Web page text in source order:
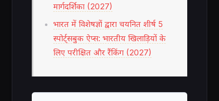
मार्गदर्शिका (2027)
भारत में विशेषज्ञों द्वारा चयनित शीर्ष 5
स्पोर्ट्सबुक ऐप्स: भारतीय खिलाड़ियों के
लिए परीक्षित और रैंकिंग (2027)